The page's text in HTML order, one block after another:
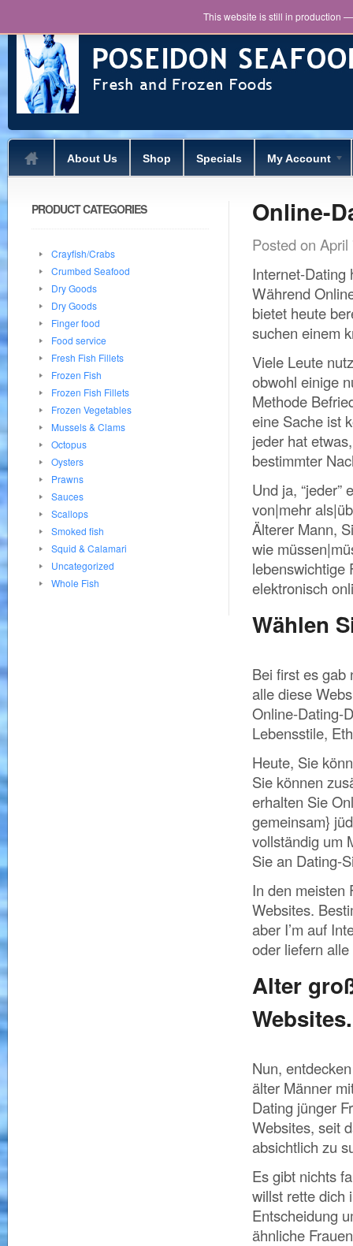
About Us Shop Specials My Account
Online-
Posted on April
Internet-Dating
Während
bietet heute
suchen einem
Viele Leute
obwohl einige
Methode
eine Sache ist
jeder hat
bestimmter
Und ja,
von|mehr
Älterer Mann,
wie
lebenswichtige
elektronisch
Wählen
Bei first es gab
alle diese
Online-Dating-
Lebensstile,
Heute, Sie
Sie können
erhalten Sie
gemeinsam}
vollständig um
Sie an Dating-
In den meisten
Websites.
aber I’m auf
oder liefern
Alter
Websites.
Nun,
älter Männer
Dating jünger
Websites, seit
absichtlich zu
Es gibt nichts
willst rette dich
Entscheidung
ähnliche
PRODUCT CATEGORIES
Crayfish/Crabs
Crumbed Seafood
Dry Goods
Dry Goods
Finger food
Food service
Fresh Fish Fillets
Frozen Fish
Frozen Fish Fillets
Frozen Vegetables
Mussels & Clams
Octopus
Oysters
Prawns
Sauces
Scallops
Smoked fish
Squid & Calamari
Uncategorized
Whole Fish
This website is still in production